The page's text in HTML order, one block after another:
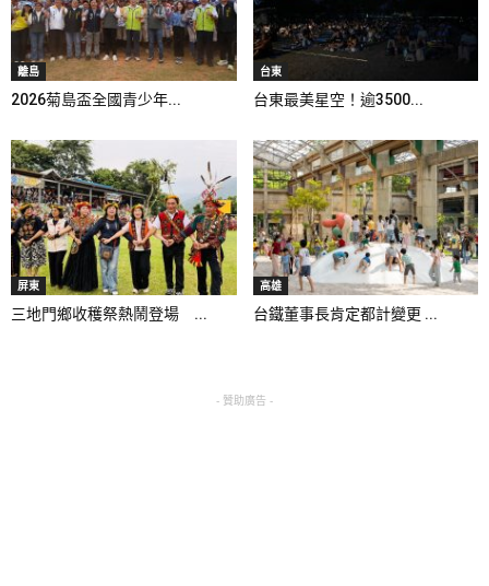
離島
2026菊島盃全國青少年...
台東
台東最美星空！逾3500...
屏東
三地門鄉收穫祭熱鬧登場 ...
高雄
台鐵董事長肯定都計變更 ...
- 贊助廣告 -